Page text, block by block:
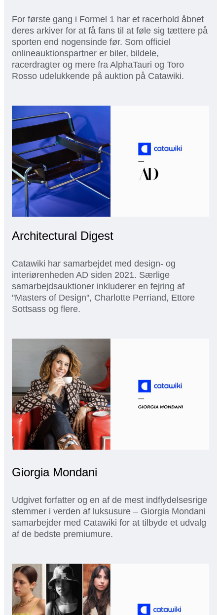
For første gang i Formel 1 har et racerhold åbnet
deres arkiver for at få fans til at føle sig tættere på
sporten end nogensinde før. Som officiel
onlineauktionspartner er biler, bildele,
racerdragter og mere fra AlphaTauri og Toro
Rosso udelukkende på auktion på Catawiki.
Architectural Digest
Catawiki har samarbejdet med design- og
interiørenheden AD siden 2021. Særlige
samarbejdsauktioner inkluderer en fejring af
"Masters of Design", Charlotte Perriand, Ettore
Sottsass og flere.
Giorgia Mondani
Udgivet forfatter og en af de mest indflydelsesrige
stemmer i verden af luksusure – Giorgia Mondani
samarbejder med Catawiki for at tilbyde et udvalg
af de bedste premiumure.